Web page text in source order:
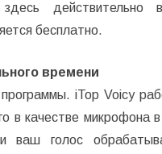
здесь действительно
бесплатно.
времени
iTop Voicy
в качестве микрофона
ваш голос